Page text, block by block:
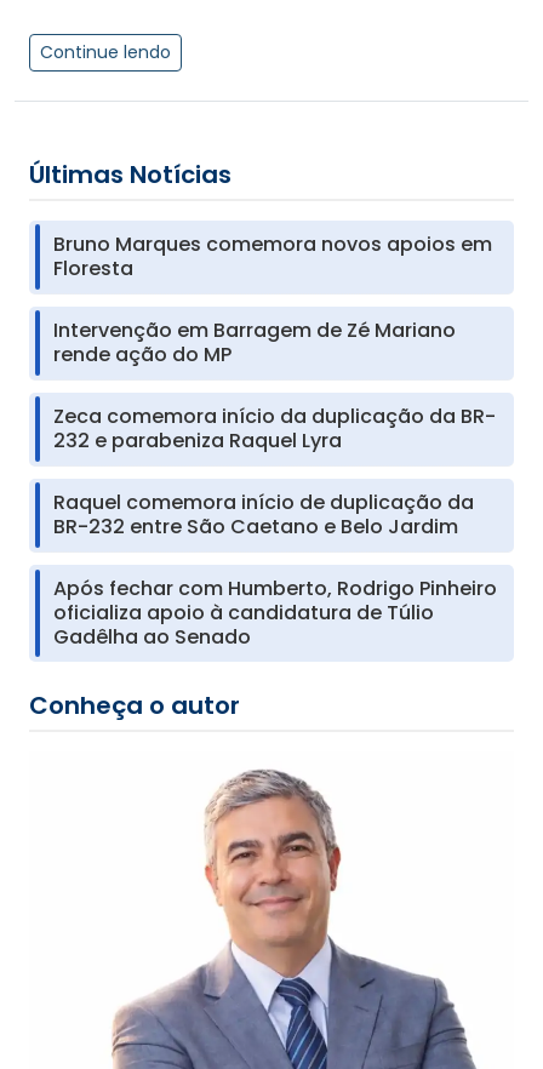
Continue lendo
Últimas Notícias
Bruno Marques comemora novos apoios em
Floresta
Intervenção em Barragem de Zé Mariano
rende ação do MP
Zeca comemora início da duplicação da BR-
232 e parabeniza Raquel Lyra
Raquel comemora início de duplicação da
BR-232 entre São Caetano e Belo Jardim
Após fechar com Humberto, Rodrigo Pinheiro
oficializa apoio à candidatura de Túlio
Gadêlha ao Senado
Conheça o autor